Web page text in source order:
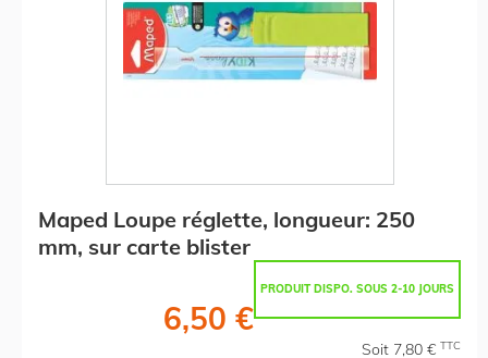
Maped Loupe réglette, longueur: 250
mm, sur carte blister
PRODUIT DISPO. SOUS 2-10 JOURS
6,50 €
Soit 7,80 € TTC